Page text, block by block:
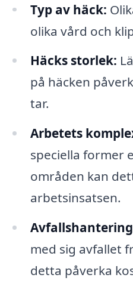
Typ av häck:
olika vård och
Häcks storlek:
på häcken
tar.
Arbetets
speciella former
områden kan
arbetsinsatsen.
med sig avfallet
detta påverka